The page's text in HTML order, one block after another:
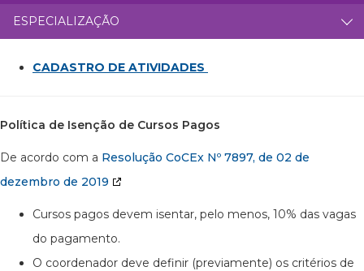
ESPECIALIZAÇÃO
CADASTRO DE ATIVIDADES
Política de Isenção de Cursos Pagos
De acordo com a Resolução CoCEx Nº 7897, de 02 de
dezembro de 2019
Cursos pagos devem isentar, pelo menos, 10% das vagas
do pagamento.
O coordenador deve definir (previamente) os critérios de